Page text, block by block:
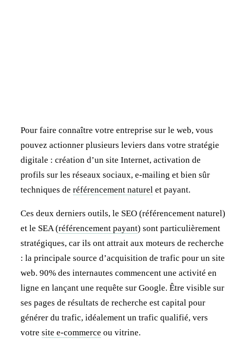
Pour faire connaître votre entreprise sur le web, vous
pouvez actionner plusieurs leviers dans votre stratégie
digitale : création d’un site Internet, activation de
profils sur les réseaux sociaux, e-mailing et bien sûr
techniques de référencement naturel et payant.
Ces deux derniers outils, le SEO (référencement naturel)
et le SEA (référencement payant) sont particulièrement
stratégiques, car ils ont attrait aux moteurs de recherche
: la principale source d’acquisition de trafic pour un site
web. 90% des internautes commencent une activité en
ligne en lançant une requête sur Google. Être visible sur
ses pages de résultats de recherche est capital pour
générer du trafic, idéalement un trafic qualifié, vers
votre site e-commerce ou vitrine.